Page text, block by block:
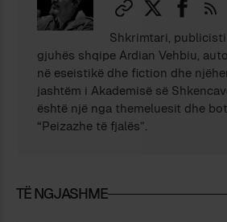
Shkrimtari,
gjuhës shqipe Ardian Vehbiu,
në eseistikë dhe fiction dhe
jashtëm i Akademisë së
është një nga themeluesit dhe
“Peizazhe të fjalës”.
TË NGJASHME